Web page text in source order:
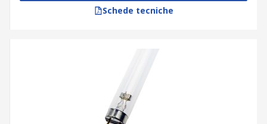
Schede tecniche